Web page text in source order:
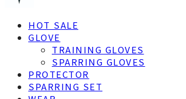
HOT SALE
GLOVE
TRAINING GLOVES
SPARRING GLOVES
PROTECTOR
SPARRING SET